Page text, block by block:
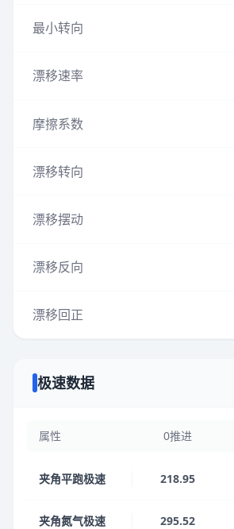
最小转向
漂移速率
摩擦系数
漂移转向
漂移摆动
漂移反向
漂移回正
极速数据
属性 0推进
夹角平跑极速 218.95
夹角氮气极速 295.52